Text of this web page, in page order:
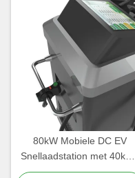
80kW Mobiele DC EV
Snellaadstation met 40kWh
Batterij CCS1 CCS2